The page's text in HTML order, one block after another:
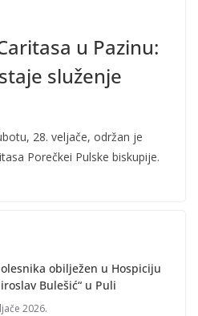
u Pazinu:
služenje
28. veljače, održan je
Porečkei Pulske biskupije.
obilježen u Hospiciju
Bulešić“ u Puli
2026.